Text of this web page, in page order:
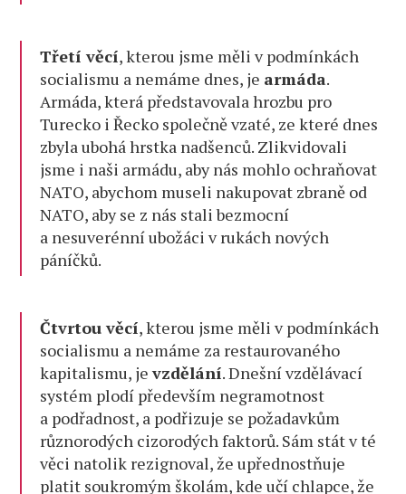
Třetí věcí, kterou jsme měli v podmínkách
socialismu a nemáme dnes, je armáda.
Armáda, která představovala hrozbu pro
Turecko i Řecko společně vzaté, ze které dnes
zbyla ubohá hrstka nadšenců. Zlikvidovali
jsme i naši armádu, aby nás mohlo ochraňovat
NATO, abychom museli nakupovat zbraně od
NATO, aby se z nás stali bezmocní
a nesuverénní ubožáci v rukách nových
páníčků.
Čtvrtou věcí, kterou jsme měli v podmínkách
socialismu a nemáme za restaurovaného
kapitalismu, jevzdělání. Dnešní vzdělávací
systém plodí především negramotnost
a podřadnost, a podřizuje se požadavkům
různorodých cizorodých faktorů. Sám stát v té
věci natolik rezignoval, že upřednostňuje
platit soukromým školám, kde učí chlapce, že